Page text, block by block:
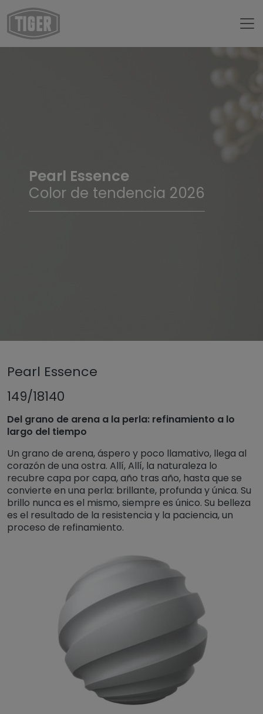
Pearl Essence
Color de tendencia 2026
Powder coatings
TIGER Trend Colors and Finishes 2026
Pearl Essence
Pearl Essence
149/18140
Del grano de arena a la perla: refinamiento a lo
largo del tiempo
Un grano de arena, áspero y poco llamativo, llega al
corazón de una ostra. Allí, Allí, la naturaleza lo
recubre capa por capa, año tras año, hasta que se
convierte en una perla: brillante, profunda y única. Su
brillo nunca es el mismo, siempre es único. Su belleza
es el resultado de la resistencia y la paciencia, un
proceso de refinamiento.